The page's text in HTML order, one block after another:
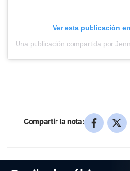
Ver esta publicación
Compartir la nota: